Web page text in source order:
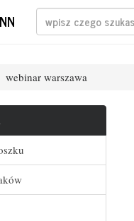
webinar warszawa